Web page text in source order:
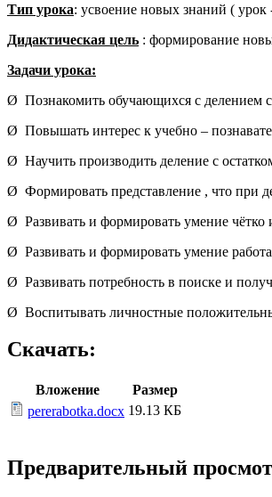
Тип урока: усвоение новых знаний ( урок
Дидактическая цель : формирование
Задачи урока:
Ø Познакомить обучающихся с делением с
Ø Повышать интерес к учебно –
Ø Научить производить деление с
Ø Формировать представление , что при
Ø Развивать и формировать умение чётко
Ø Развивать и формировать умение
Ø Развивать потребность в поиске и
Ø Воспитывать личностные
Скачать:
Вложение
Размер
pererabotka.docx 19.13 КБ
Предварительный